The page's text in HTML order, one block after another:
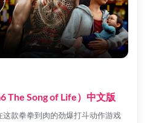
The Song of Life）中文版
这款拳拳到肉的劲爆打斗动作游戏